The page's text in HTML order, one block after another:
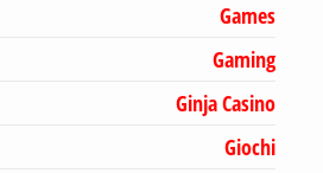
Games
Gaming
Ginja Casino
Giochi